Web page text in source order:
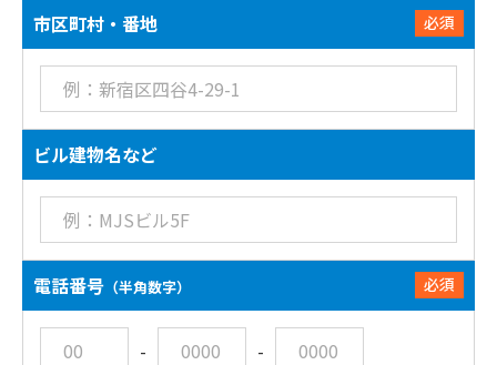
必須
市区町村・番地
ビル建物名など
必須
電話番号 （半角数字）
- -